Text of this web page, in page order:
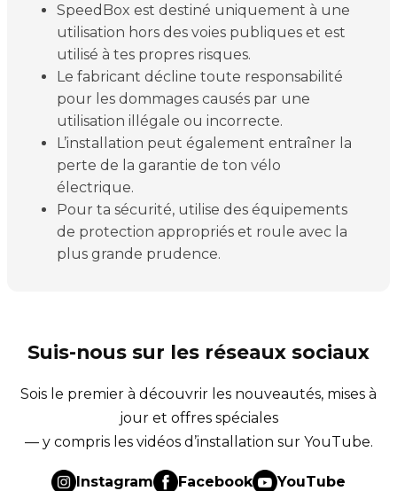
SpeedBox est destiné uniquement à une
utilisation hors des voies publiques et est
utilisé à tes propres risques.
Le fabricant décline toute responsabilité
pour les dommages causés par une
utilisation illégale ou incorrecte.
L’installation peut également entraîner la
perte de la garantie de ton vélo
électrique.
Pour ta sécurité, utilise des équipements
de protection appropriés et roule avec la
plus grande prudence.
Suis-nous sur les réseaux sociaux
Sois le premier à découvrir les nouveautés, mises à
jour et offres spéciales
— y compris les vidéos d’installation sur YouTube.
Instagram Facebook YouTube